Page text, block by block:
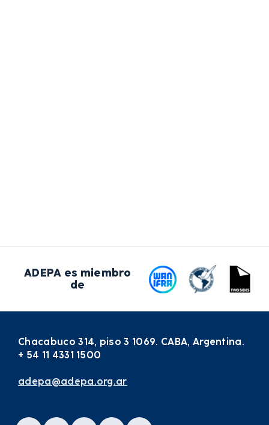
ADEPA es miembro
de
Chacabuco 314, piso 3 1069. CABA, Argentina.
+ 54 11 4331 1500
adepa@adepa.org.ar